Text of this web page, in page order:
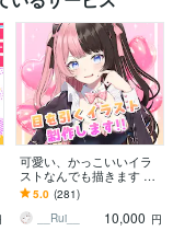
可愛い、かっこいいイラ
ストなんでも描きます 全
てのイラスト修正無制限
で承ります！
5.0 (281)
__Rui__
10,000 円